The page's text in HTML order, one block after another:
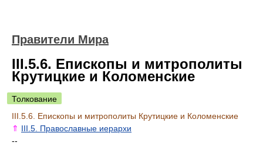
Правители Мира
III.5.6. Епископы и митрополиты
Крутицкие и Коломенские
Толкование
III.5.6. Епископы и митрополиты Крутицкие и Коломенские
⇑ III.5. Православные иерархи
--